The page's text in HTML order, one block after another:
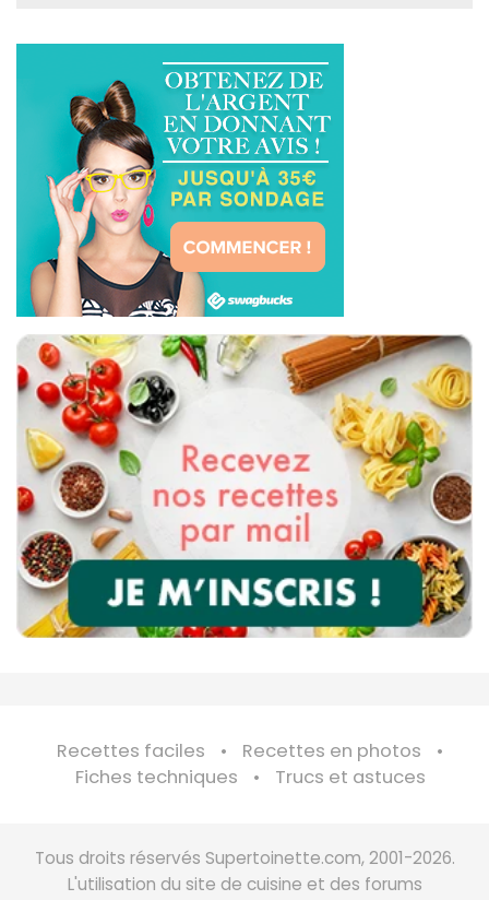
Recettes faciles
Recettes en photos
Fiches techniques
Trucs et astuces
Tous droits réservés Supertoinette.com, 2001-2026.
L'utilisation du site de cuisine et des forums